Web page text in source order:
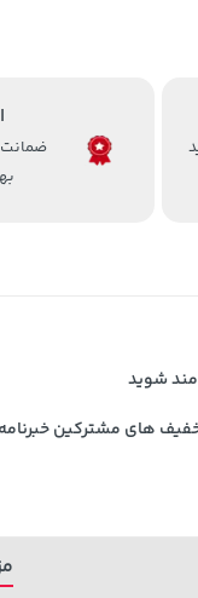
ضمانت
مند شوید
های مشترکین